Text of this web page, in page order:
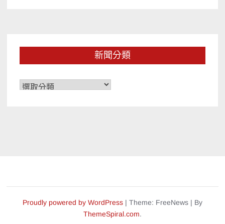
新聞分類
新
Proudly powered by WordPress | Theme: FreeNews | By
ThemeSpiral.com.